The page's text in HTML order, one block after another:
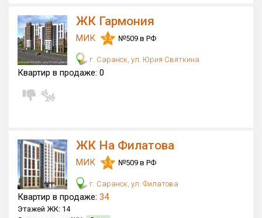
Только новые
Оценка ЕРЗ ЖК
Рейтинг ЕРЗ
Найдено:
Жилых комплексов
ЖК Гармония
МИК 3.5 №509 в РФ
г. Саранск, ул. Юрия Святкина
Квартир в продаже: 0
ЖК На Филатова
МИК 3.5 №509 в РФ
г. Саранск, ул. Филатова
Квартир в продаже: 34
Этажей ЖК: 14